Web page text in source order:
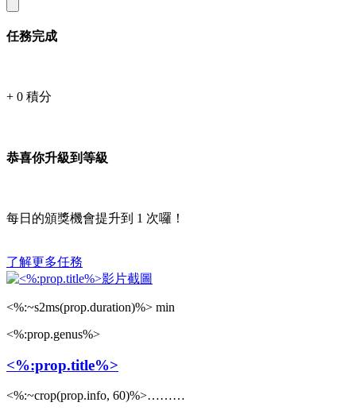
任務完成
+ 0 積分
恭喜你升級到等級
每日的頒獎機會提升到 1 次囉！
了解更多任務
<%:~s2ms(prop.duration)%> min
<%:prop.genus%>
<%:prop.title%>
<%:~crop(prop.info, 60)%>………